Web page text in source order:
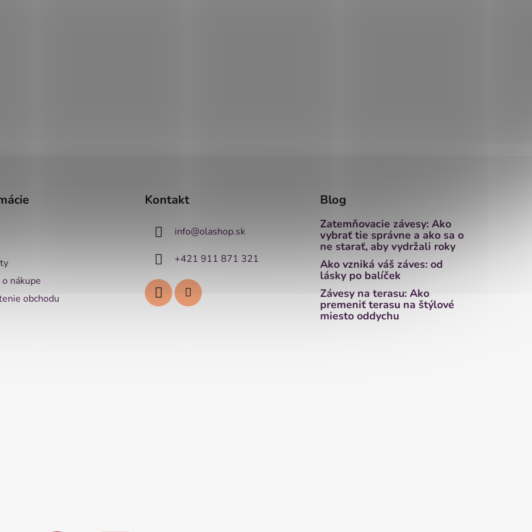
nákupe
obchodu
Kontakt
info@olashop.sk
+421 911 871 321
Blog
Zatemňovacie závesy: Ako
vybrať tie správne a ako sa o
ne starať, aby vydržali roky
Ako vzniká váš záves: od
lásky po balíček
Závesy na terasu: Ako
premeniť terasu na štýlové
miesto oddychu